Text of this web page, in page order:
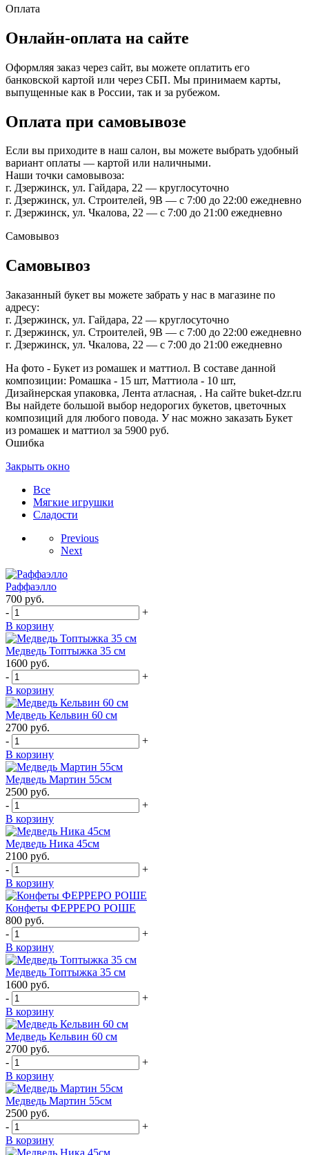
Оплата
Онлайн-оплата на сайте
Оформляя заказ через сайт, вы можете оплатить его
банковской картой или через СБП. Мы принимаем карты,
выпущенные как в России, так и за рубежом.
Оплата при самовывозе
Если вы приходите в наш салон, вы можете выбрать удобный
вариант оплаты — картой или наличными.
Наши точки самовывоза:
г. Дзержинск, ул. Гайдара, 22 — круглосуточно
г. Дзержинск, ул. Строителей, 9В — с 7:00 до 22:00 ежедневно
г. Дзержинск, ул. Чкалова, 22 — с 7:00 до 21:00 ежедневно
Самовывоз
Самовывоз
Заказанный букет вы можете забрать у нас в магазине по
адресу:
г. Дзержинск, ул. Гайдара, 22 — круглосуточно
г. Дзержинск, ул. Строителей, 9В — с 7:00 до 22:00 ежедневно
г. Дзержинск, ул. Чкалова, 22 — с 7:00 до 21:00 ежедневно
На фото - Букет из ромашек и маттиол. В составе данной
композиции: Ромашка - 15 шт, Маттиола - 10 шт,
Дизайнерская упаковка, Лента атласная, . На сайте buket-dzr.ru
Вы найдете большой выбор недорогих букетов, цветочных
композиций для любого повода. У нас можно заказать Букет
из ромашек и маттиол за 5900 руб.
Ошибка
Закрыть окно
Все
Мягкие игрушки
Сладости
Previous
Next
Раффаэлло
700 руб.
-
+
В корзину
Медведь Топтыжка 35 см
1600 руб.
-
+
В корзину
Медведь Кельвин 60 см
2700 руб.
-
+
В корзину
Медведь Мартин 55см
2500 руб.
-
+
В корзину
Медведь Ника 45см
2100 руб.
-
+
В корзину
Конфеты ФЕРРЕРО РОШЕ
800 руб.
-
+
В корзину
Медведь Топтыжка 35 см
1600 руб.
-
+
В корзину
Медведь Кельвин 60 см
2700 руб.
-
+
В корзину
Медведь Мартин 55см
2500 руб.
-
+
В корзину